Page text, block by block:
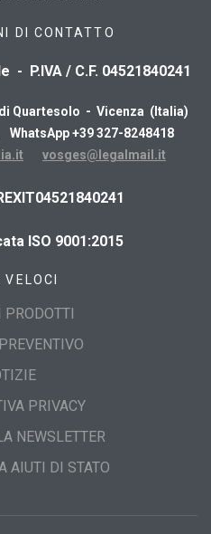
DI CONTATTO
- P.IVA / C.F. 04521840241
Quartesolo - Vicenza (Italia)
+39 327-8248418
vosges@legalmail.it
ISO 9001:2015
VELOCI
PRODOTTI
PRIVACY
NEWSLETTER
AIUTI DI STATO